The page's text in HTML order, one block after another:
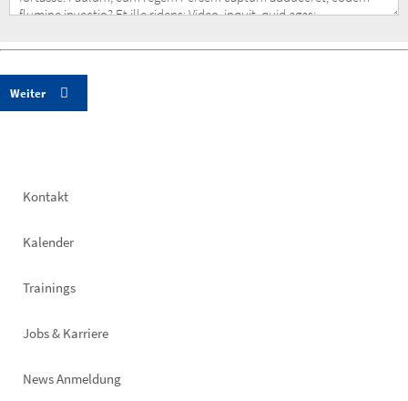
Footer
Kontakt
Kalender
Trainings
Jobs & Karriere
News Anmeldung